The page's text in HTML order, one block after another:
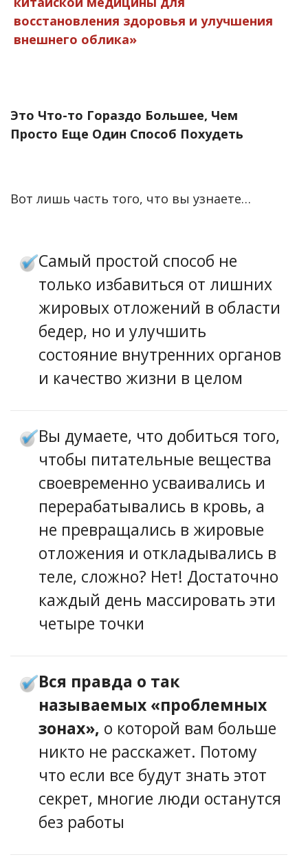
восстановления здоровья и улучшения
внешнего облика»
Это Что-то Гораздо Большее, Чем
Просто Еще Один Способ Похудеть
Вот лишь часть того, что вы узнаете…
Самый простой способ не
только избавиться от лишних
жировых отложений в области
бедер, но и улучшить
состояние внутренних органов
и качество жизни в целом
Вы думаете, что добиться того,
чтобы питательные вещества
своевременно усваивались и
перерабатывались в кровь, а
не превращались в жировые
отложения и откладывались в
теле, сложно? Нет! Достаточно
каждый день массировать эти
четыре точки
Вся правда о так
называемых «проблемных
зонах», о которой вам больше
никто не расскажет. Потому
что если все будут знать этот
секрет, многие люди останутся
без работы